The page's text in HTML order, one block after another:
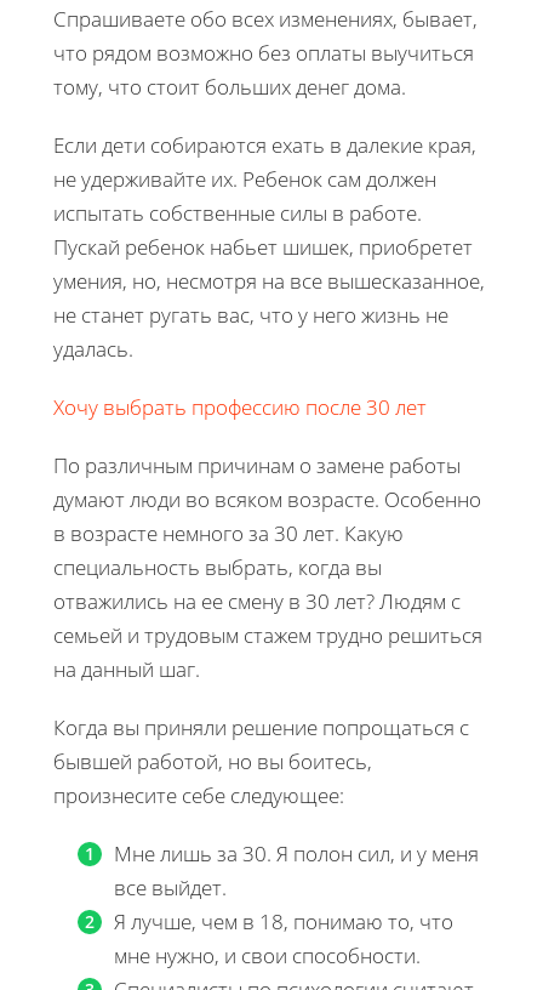
Спрашиваете обо всех изменениях, бывает,
что рядом возможно без оплаты выучиться
тому, что стоит больших денег дома.
Если дети собираются ехать в далекие края,
не удерживайте их. Ребенок сам должен
испытать собственные силы в работе.
Пускай ребенок набьет шишек, приобретет
умения, но, несмотря на все вышесказанное,
не станет ругать вас, что у него жизнь не
удалась.
Хочу выбрать профессию после 30 лет
По различным причинам о замене работы
думают люди во всяком возрасте. Особенно
в возрасте немного за 30 лет. Какую
специальность выбрать, когда вы
отважились на ее смену в 30 лет? Людям с
семьей и трудовым стажем трудно решиться
на данный шаг.
Когда вы приняли решение попрощаться с
бывшей работой, но вы боитесь,
произнесите себе следующее:
Мне лишь за 30. Я полон сил, и у меня
все выйдет.
Я лучше, чем в 18, понимаю то, что
мне нужно, и свои способности.